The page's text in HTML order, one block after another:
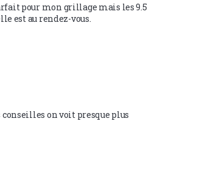
pour mon grillage mais les 9.5
est au rendez-vous.
conseilles on voit presque plus